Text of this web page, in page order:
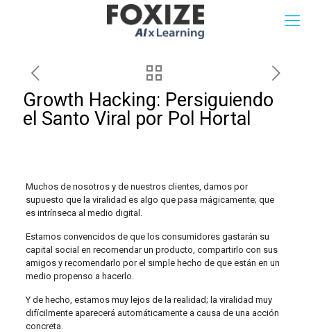
Growth Hacking: Persiguiendo
el Santo Viral por Pol Hortal
Muchos de nosotros y de nuestros clientes, damos por
supuesto que la viralidad es algo que pasa mágicamente; que
es intrínseca al medio digital.
Estamos convencidos de que los consumidores gastarán su
capital social en recomendar un producto, compartirlo con sus
amigos y recomendarlo por el simple hecho de que están en un
medio propenso a hacerlo.
Y de hecho, estamos muy lejos de la realidad; la viralidad muy
difícilmente aparecerá automáticamente a causa de una acción
concreta.